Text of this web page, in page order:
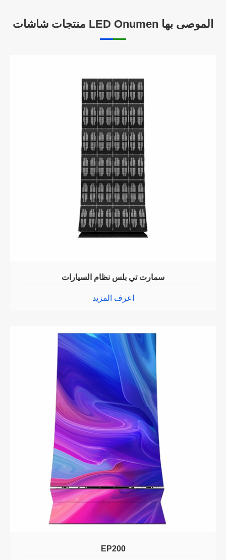
منتجات شاشات LED Onumen الموصى بها
سمارت تي بلس نظام السيارات
اعرف المزيد
EP200